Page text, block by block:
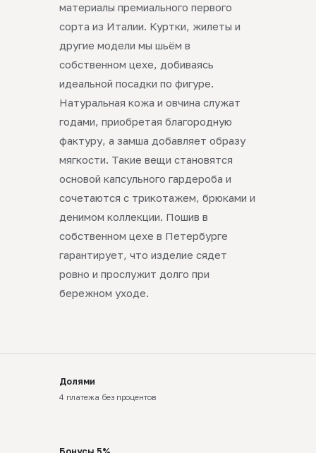
материалы премиального первого
сорта из Италии. Куртки, жилеты и
другие модели мы шьём в
собственном цехе, добиваясь
идеальной посадки по фигуре.
Натуральная кожа и овчина служат
годами, приобретая благородную
фактуру, а замша добавляет образу
мягкости. Такие вещи становятся
основой капсульного гардероба и
сочетаются с трикотажем, брюками и
денимом коллекции. Пошив в
собственном цехе в Петербурге
гарантирует, что изделие сядет
ровно и прослужит долго при
бережном уходе.
Долями
4 платежа без процентов